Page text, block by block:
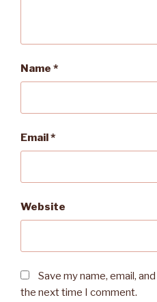
Name *
Email*
Website
Save my name, email,
the next time I comment.